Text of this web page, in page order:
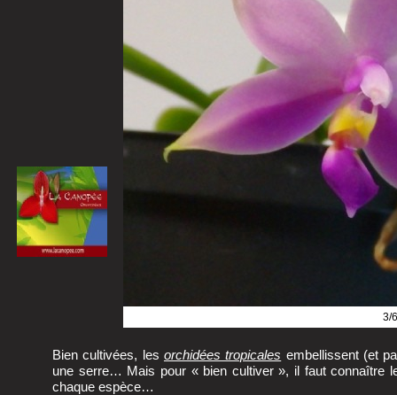
Bien cultivées, les orchidées tropicales embellissent (et
une serre… Mais pour « bien cultiver », il faut connaître
chaque espèce…
3/